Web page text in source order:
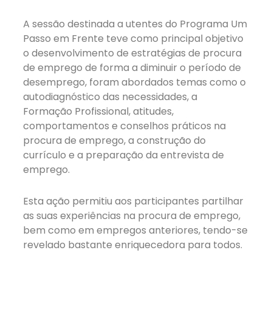
A sessão destinada a utentes do Programa Um
Passo em Frente teve como principal objetivo
o desenvolvimento de estratégias de procura
de emprego de forma a diminuir o período de
desemprego, foram abordados temas como o
autodiagnóstico das necessidades, a
Formação Profissional, atitudes,
comportamentos e conselhos práticos na
procura de emprego, a construção do
currículo e a preparação da entrevista de
emprego.
Esta ação permitiu aos participantes partilhar
as suas experiências na procura de emprego,
bem como em empregos anteriores, tendo-se
revelado bastante enriquecedora para todos.